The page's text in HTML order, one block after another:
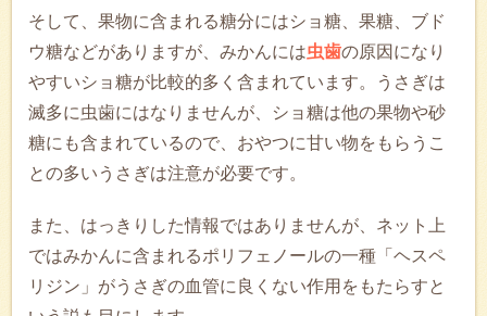
そして、果物に含まれる糖分にはショ糖、果糖、ブド
ウ糖などがありますが、みかんには虫歯の原因になり
やすいショ糖が比較的多く含まれています。うさぎは
滅多に虫歯にはなりませんが、ショ糖は他の果物や砂
糖にも含まれているので、おやつに甘い物をもらうこ
との多いうさぎは注意が必要です。
また、はっきりした情報ではありませんが、ネット上
ではみかんに含まれるポリフェノールの一種「ヘスペ
リジン」がうさぎの血管に良くない作用をもたらすと